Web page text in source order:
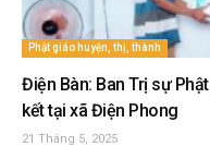
Phật giáo huyện, thị, thành
Điện Bàn: Ban Trị sự
kết tại xã Điện Phong
21 Tháng 5, 2025